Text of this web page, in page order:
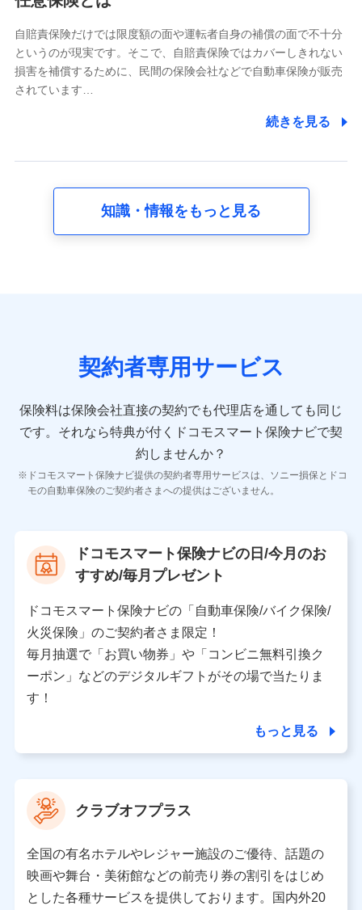
又は株式会社NTTドコモが提供する各種サービスのご契
約状態・ご利用履歴インターネット利用時の行動に関す
る情報、アプリケーション利用時の行動に関する情報、
購入されたサービスや商品の名称・購入場所・決済に関
する情報、アンケートの回答に関する情報などが含まれ
の内容、保険料、保険料のお支払方法、車のメーカーや
走行距離などの情報、建物の構造や築年数などの情報、
険契約に関する情報。例として、保険契約者及び被保険
者の氏名、住所、生年月日、性別、保険契約者と被保険
報、建物の構造や築年数などの情報、ペットの種類や年
齢などの情報などが含まれます。
【共同して利用する者の範囲】
当社
当社又は株式会社NTTドコモが提供する保険関連サービ
スにおけるユーザ登録受付および管理のため
を受けている保険会社・提携会社の保険その他に関する
情報を提供するため、また維持管理等の委託業務遂行の
ため、またそれらに付帯、関連する当社、株式会社NTT
ドコモおよび提携会社のサービスを案内、提供するため
（各サービスで取得したサービス利用履歴、ウェブサイ
トの閲覧履歴、購買履歴、ご契約内容等のパーソナルデ
ータを分析して、お客さまの趣味・嗜好・傾向に応じた
上記に係る案内・手続き・管理等付帯業務を行うため
【当該個人データの管理について責任を有する者の名称・住
所・代表者名】
当該個人データを取り扱う各共同利用者（詳細は次のとお
り）
東京都千代田区永田町2丁目11番1号 山王パークタワー
自賠責保険だけでは限度額の面や運転者自身の補償の面で不十分
というのが現実です。そこで、自賠責保険ではカバーしきれない
損害を補償するために、民間の保険会社などで自動車保険が販売
されています…
続きを見る
知識・情報をもっと見る
契約者専用サービス
保険料は保険会社直接の契約でも代理店を通しても同じ
です。 それなら特典が付くドコモスマート保険ナビで契
約しませんか？
ドコモスマート保険ナビ提供の契約者専用サービスは、ソニー損保とドコ
モの自動車保険のご契約者さまへの提供はございません。
ドコモスマート保険ナビの日/今月のお
すすめ/毎月プレゼント
ドコモスマート保険ナビの「自動車保険/バイク保険/
火災保険」のご契約者さま限定！
毎月抽選で「お買い物券」や「コンビニ無料引換ク
ーポン」などのデジタルギフトがその場で当たりま
す！
もっと見る
クラブオフプラス
全国の有名ホテルやレジャー施設のご優待、話題の
映画や舞台・美術館などの前売り券の割引をはじめ
とした各種サービスを提供しております。国内外20